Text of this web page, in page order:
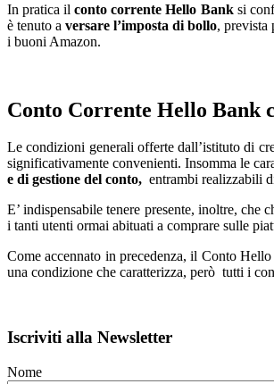
In pratica ilconto corrente Hello Banksi
è tenuto aversare l’imposta di bollo, prevista
i buoni Amazon.
Conto Corrente Hello Bank
Le condizioni generali offerte dall’istituto di
significativamente convenienti. Insomma le
e di gestione del conto, entrambi realizzabili
E’ indispensabile tenere presente, inoltre, che
i tanti utenti ormai abituati a comprare sulle
Come accennato in precedenza, il Conto
una condizione che caratterizza, però tutti i
Iscriviti alla Newsletter
Nome